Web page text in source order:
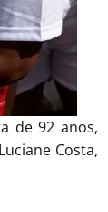
de 92 anos,
Costa,